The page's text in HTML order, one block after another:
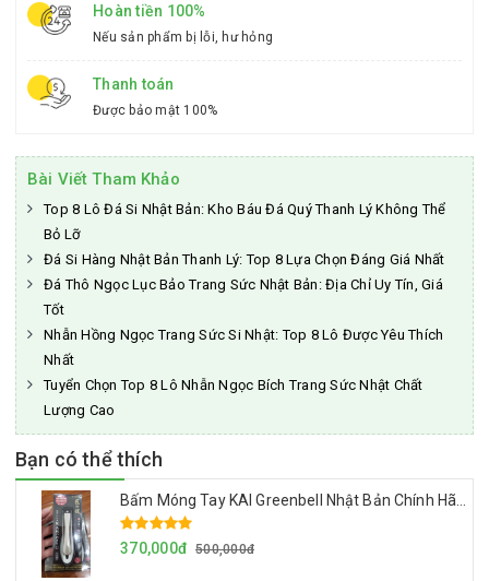
Hoàn tiền 100%
Nếu sản phẩm bị lỗi, hư hỏng
Thanh toán
Được bảo mật 100%
Bài Viết Tham Khảo
Top 8 Lô Đá Si Nhật Bản: Kho Báu Đá Quý Thanh Lý Không Thể
Bỏ Lỡ
Đá Si Hàng Nhật Bản Thanh Lý: Top 8 Lựa Chọn Đáng Giá Nhất
Đá Thô Ngọc Lục Bảo Trang Sức Nhật Bản: Địa Chỉ Uy Tín, Giá
Tốt
Nhẫn Hồng Ngọc Trang Sức Si Nhật: Top 8 Lô Được Yêu Thích
Nhất
Tuyển Chọn Top 8 Lô Nhẫn Ngọc Bích Trang Sức Nhật Chất
Lượng Cao
Bạn có thể thích
370,000đ 500,000đ